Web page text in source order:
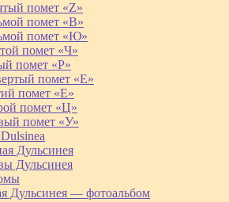
помет «Z»
помет «В»
помет «Ю»
помет «Ч»
помет «Р»
помет «Е»
помет «Е»
помет «Ц»
помет «У»
Дульсинея
Дульсинея
Дульсинея — фотоальбом